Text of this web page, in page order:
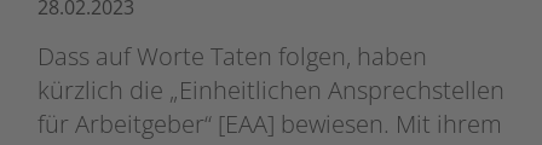
28.02.2023
Dass auf Worte Taten folgen, haben
kürzlich die „Einheitlichen Ansprechstellen
für Arbeitgeber“ [EAA] bewiesen. Mit ihrem